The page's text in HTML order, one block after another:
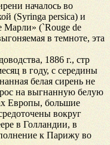
началось во
(Syringa persica) и
Марли» (`Rouge de
в темноте, эта
1886 г., стр
в году, с середины
белая сирень не
на выгнанную белую
Европы, большие
вокруг
в Голландии, в
к Парижу во